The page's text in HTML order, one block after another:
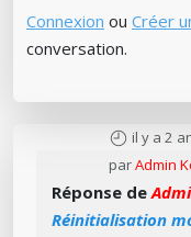
Connexion ou Créer
conversation.
il y a 2
parAdmin
Réponse de
Réinitialisation